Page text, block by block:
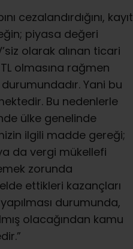
cezalandırdığını, kayıt
piyasa değeri
olarak alınan ticari
olmasına rağmen
Yani bu
Bu nedenlerle
ülke genelinde
ilgili madde gereği;
da vergi mükellefi
zorunda
ettikleri kazançları
durumunda,
olacağından kamu